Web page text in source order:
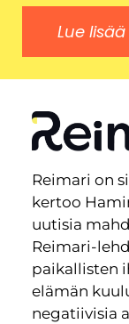
Lue
Reimari on
kertoo
uutisia
Reimari-
paikallisten
elämän
negatiivisia